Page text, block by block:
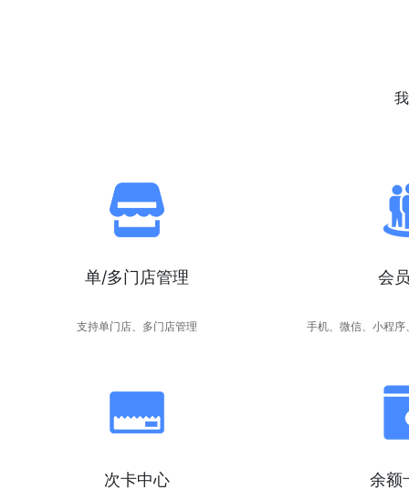
单/多门店管理
支持单门店、多门店管理
会
手机、微信、小程
次卡中心 余额